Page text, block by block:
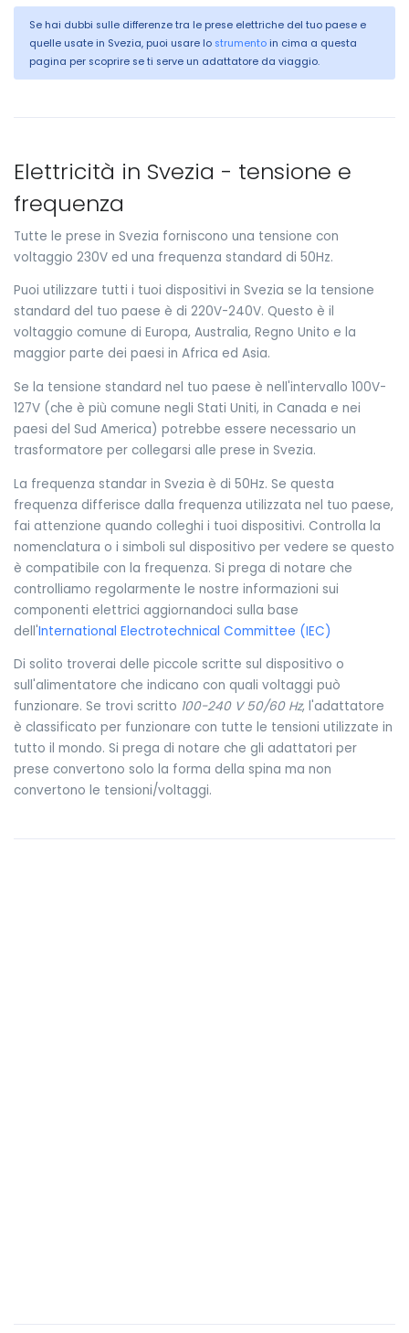
Se hai dubbi sulle differenze tra le prese elettriche del tuo paese e
quelle usate in Svezia, puoi usare lo strumento in cima a questa
pagina per scoprire se ti serve un adattatore da viaggio.
Elettricità in Svezia - tensione e
frequenza
Tutte le prese in Svezia forniscono una tensione con
voltaggio 230V ed una frequenza standard di 50Hz.
Puoi utilizzare tutti i tuoi dispositivi in Svezia se la tensione
standard del tuo paese è di 220V-240V. Questo è il
voltaggio comune di Europa, Australia, Regno Unito e la
maggior parte dei paesi in Africa ed Asia.
Se la tensione standard nel tuo paese è nell'intervallo 100V-
127V (che è più comune negli Stati Uniti, in Canada e nei
paesi del Sud America) potrebbe essere necessario un
trasformatore per collegarsi alle prese in Svezia.
La frequenza standar in Svezia è di 50Hz. Se questa
frequenza differisce dalla frequenza utilizzata nel tuo paese,
fai attenzione quando colleghi i tuoi dispositivi. Controlla la
nomenclatura o i simboli sul dispositivo per vedere se questo
è compatibile con la frequenza. Si prega di notare che
controlliamo regolarmente le nostre informazioni sui
componenti elettrici aggiornandoci sulla base
dell'International Electrotechnical Committee (IEC)
Di solito troverai delle piccole scritte sul dispositivo o
sull'alimentatore che indicano con quali voltaggi può
funzionare. Se trovi scritto 100-240 V 50/60 Hz, l'adattatore
è classificato per funzionare con tutte le tensioni utilizzate in
tutto il mondo. Si prega di notare che gli adattatori per
prese convertono solo la forma della spina ma non
convertono le tensioni/voltaggi.